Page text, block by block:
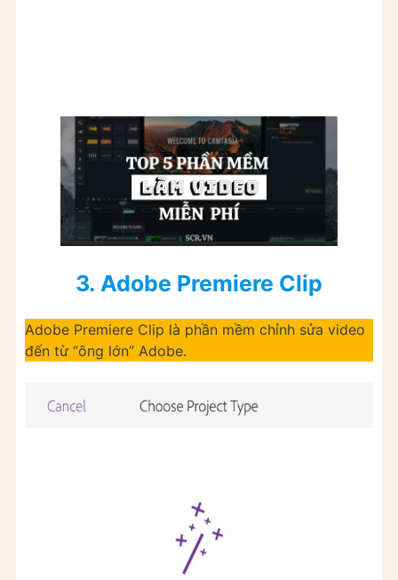
3. Adobe Premiere Clip
Adobe Premiere Clip là phần mềm chỉnh sửa video
đến từ “ông lớn” Adobe.